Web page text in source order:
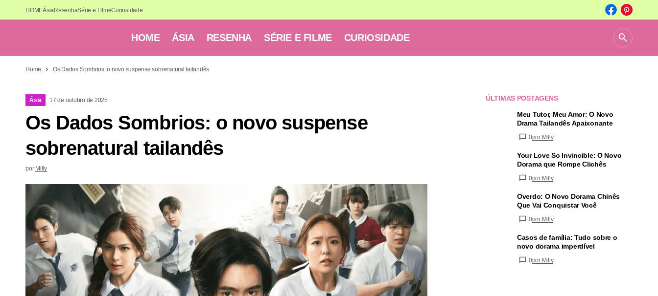
HOMEÁsiaResenhaSérie e FilmeCuriosidade
HOME ÁSIA RESENHA SÉRIE E FILME CURIOSIDADE
Home Os Dados Sombrios: o novo suspense sobrenatural tailandês
Ásia 17 de outubro de 2025
Os Dados Sombrios: o novo suspense
sobrenatural tailandês
por Milly
ÚLTIMAS POSTAGENS
Meu Tutor, Meu Amor: O Novo
Drama Tailandês Apaixonante
0por Milly
Your Love So Invincible: O Novo
Dorama que Rompe Clichês
0por Milly
Overdo: O Novo Dorama Chinês
Que Vai Conquistar Você
0por Milly
Casos de família: Tudo sobre o
novo dorama imperdível
0por Milly